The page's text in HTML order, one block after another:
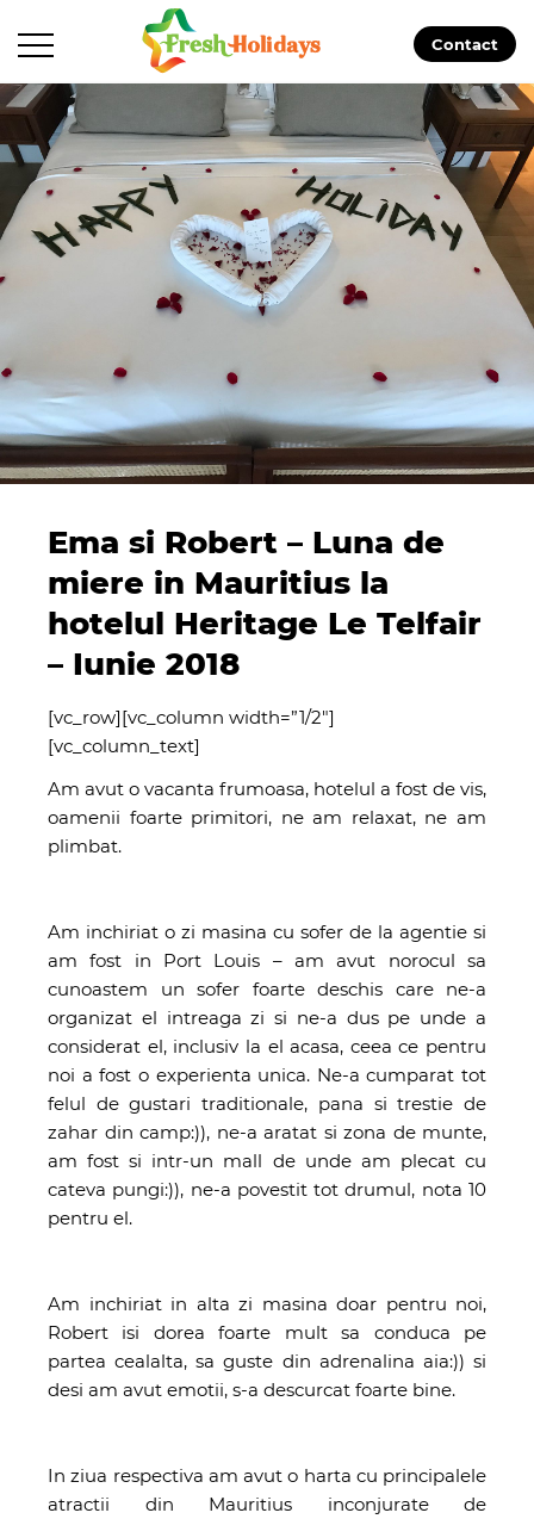
Contact
Ema si Robert – Luna de
miere in Mauritius la
hotelul Heritage Le Telfair
– Iunie 2018
[vc_row][vc_column width=”1/2″]
[vc_column_text]
Am avut o vacanta frumoasa, hotelul a fost de vis,
oamenii foarte primitori, ne am relaxat, ne am
plimbat.
Am inchiriat o zi masina cu sofer de la agentie si
am fost in Port Louis – am avut norocul sa
cunoastem un sofer foarte deschis care ne-a
organizat el intreaga zi si ne-a dus pe unde a
considerat el, inclusiv la el acasa, ceea ce pentru
noi a fost o experienta unica. Ne-a cumparat tot
felul de gustari traditionale, pana si trestie de
zahar din camp:)), ne-a aratat si zona de munte,
am fost si intr-un mall de unde am plecat cu
cateva pungi:)), ne-a povestit tot drumul, nota 10
pentru el.
Am inchiriat in alta zi masina doar pentru noi,
Robert isi dorea foarte mult sa conduca pe
partea cealalta, sa guste din adrenalina aia:)) si
desi am avut emotii, s-a descurcat foarte bine.
In ziua respectiva am avut o harta cu principalele
atractii din Mauritius inconjurate de